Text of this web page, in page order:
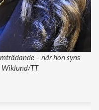
– när hon syns
Wiklund/TT